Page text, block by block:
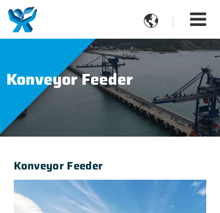

Konveyor Feeder
Konveyor Feeder